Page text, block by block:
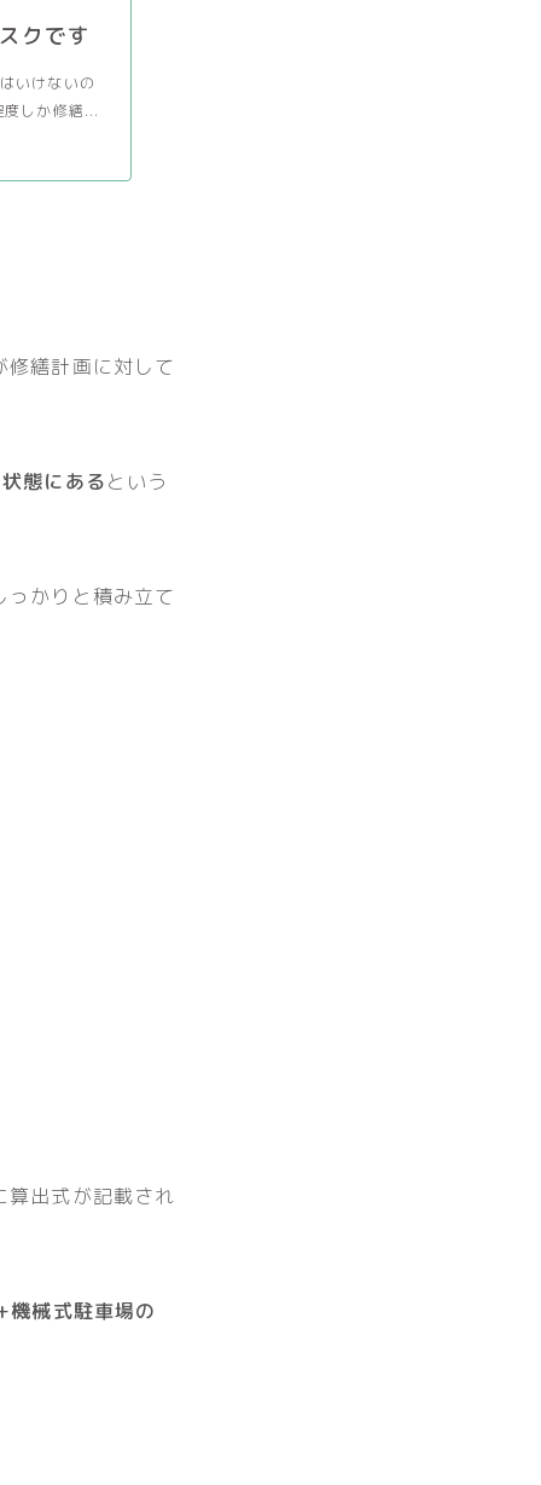
クです
いけないの
しか修繕...
繕計画に対して
態にあるという
かりと積み立て
算出式が記載され
械式駐車場の